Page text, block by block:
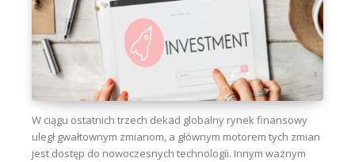
W ciągu ostatnich trzech dekad globalny rynek finansowy
uległ gwałtownym zmianom, a głównym motorem tych zmian
jest dostęp do nowoczesnych technologii. Innym ważnym